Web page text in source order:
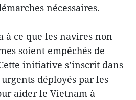
nécessaires.
ce que les navires non
soient empêchés de
initiative s’inscrit dans
déployés par les
aider le Vietnam à